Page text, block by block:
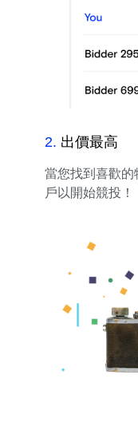
2. 出價最高
當您找到喜歡的
戶以開始競投！